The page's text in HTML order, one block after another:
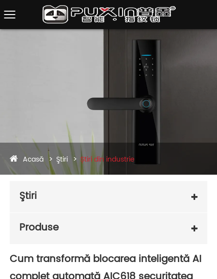
Acasă Ştiri Știri din industrie
Ştiri
Produse
Cum transformă blocarea inteligentă AI